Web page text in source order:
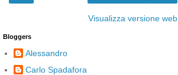
Visualizza versione web
Bloggers
Alessandro
Carlo Spadafora